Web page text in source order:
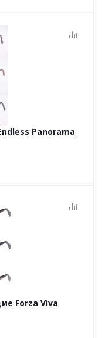
Panorama
Forza Viva